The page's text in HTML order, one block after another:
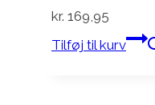
kr. 169,95
Tilføj til kurv